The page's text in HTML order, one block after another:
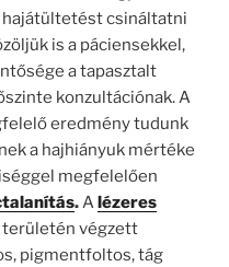
csináltatni
is a páciensekkel,
a tapasztalt
konzultációnak. A
eredmény tudunk
a hajhiányuk mértéke
megfelelően
.Alézeres
területén végzett
pigmentfoltos, tág